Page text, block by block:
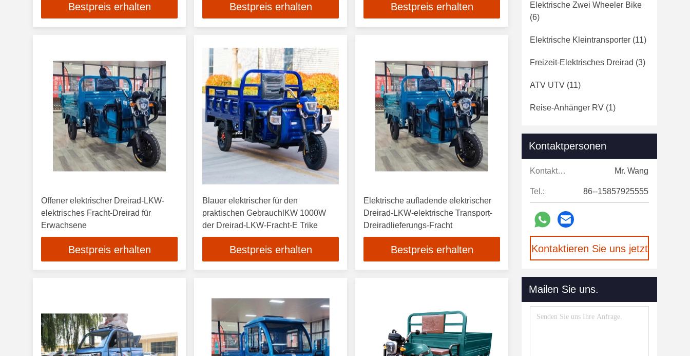
Bestpreis erhalten Bestpreis erhalten Bestpreis erhalten
Offener elektrischer Dreirad-LKW-
elektrisches Fracht-Dreirad für
Erwachsene
Bestpreis erhalten
Blauer elektrischer für den
praktischen GebrauchlKW 1000W
der Dreirad-LKW-Fracht-E Trike
Bestpreis erhalten
Elektrische aufladende elektrischer
Dreirad-LKW-elektrische Transport-
Dreiradlieferungs-Fracht
Bestpreis erhalten
Elektrische Zwei Wheeler Bike
(6)
Elektrische Kleintransporter (11)
Freizeit-Elektrisches Dreirad (3)
ATV UTV (11)
Reise-Anhänger RV (1)
Elektrisches Lieferungs-Dreirad
Elektrisches Hygiene-Fahrzeug
(1)
Kühlkette-Transportfahrzeug
Kontaktpersonen
Kontaktpersonen: Mr. Wang
Tel.: 86--15857925555
Kontaktieren Sie uns jetzt
Mailen Sie uns.